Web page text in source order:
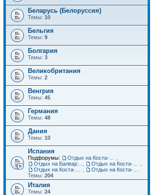
Беларусь (Белоруссия)
Темы: 10
Бельгия
Темы: 9
Болгария
Темы: 3
Великобритания
Темы: 2
Венгрия
Темы: 45
Германия
Темы: 48
Дания
Темы: 10
Испания
Подфорумы:
Темы: 204
Италия
Темы: 24